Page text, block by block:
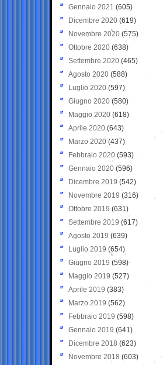
Gennaio 2021 (605)
Dicembre 2020 (619)
Novembre 2020 (575)
Ottobre 2020 (638)
Settembre 2020(465)
Agosto 2020 (588)
Luglio 2020 (597)
Giugno 2020 (580)
Maggio 2020 (618)
Aprile 2020 (643)
Marzo 2020 (437)
Febbraio 2020 (593)
Gennaio 2020 (596)
Dicembre 2019 (542)
Novembre 2019 (316)
Ottobre 2019 (631)
Settembre 2019 (617)
Agosto 2019 (639)
Luglio 2019 (654)
Giugno 2019 (598)
Maggio 2019 (527)
Aprile 2019 (383)
Marzo 2019 (562)
Febbraio 2019 (598)
Gennaio 2019 (641)
Dicembre 2018 (623)
Novembre 2018 (603)